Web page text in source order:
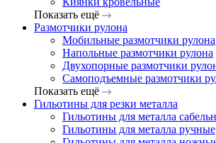
Показать ещё
Размотчики рулона
Мобильные размотчики рулона
Напольные размотчики рулона
Двухопорные размотчики
Самоподъемные размотчики
Показать ещё
Гильотины для резки металла
Гильотины для металла
Гильотины для металла ручные